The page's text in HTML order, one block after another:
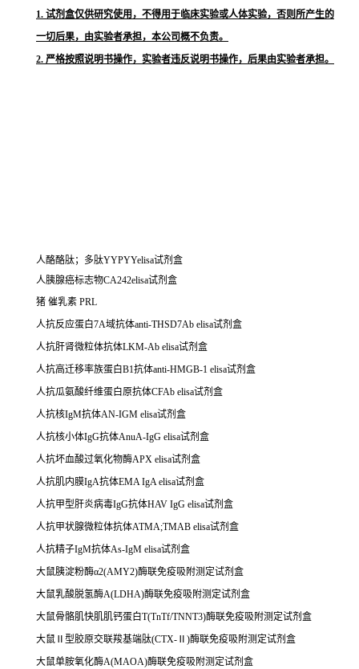
1. 试剂盒仅供研究使用，不得用于临床实验或人体实验，否则所产生的
一切后果，由实验者承担，本公司概不负责。
2. 严格按照说明书操作，实验者违反说明书操作，后果由实验者承担。
人酪酪肽；多肽YYPYYelisa试剂盒
人胰腺癌标志物CA242elisa试剂盒
猪 催乳素 PRL
人抗反应蛋白7A域抗体anti-THSD7Ab elisa试剂盒
人抗肝肾微粒体抗体LKM-Ab elisa试剂盒
人抗高迁移率族蛋白B1抗体anti-HMGB-1 elisa试剂盒
人抗瓜氨酸纤维蛋白原抗体CFAb elisa试剂盒
人抗核IgM抗体AN-IGM elisa试剂盒
人抗核小体IgG抗体AnuA-IgG elisa试剂盒
人抗坏血酸过氧化物酶APX elisa试剂盒
人抗肌内膜IgA抗体EMA IgA elisa试剂盒
人抗甲型肝炎病毒IgG抗体HAV IgG elisa试剂盒
人抗甲状腺微粒体抗体ATMA;TMAB elisa试剂盒
人抗精子IgM抗体As-IgM elisa试剂盒
大鼠胰淀粉酶α2(AMY2)酶联免疫吸附测定试剂盒
大鼠乳酸脱氢酶A(LDHA)酶联免疫吸附测定试剂盒
大鼠骨骼肌快肌肌钙蛋白T(TnTf/TNNT3)酶联免疫吸附测定试剂盒
大鼠Ⅱ型胶原交联羧基端肽(CTX-Ⅱ)酶联免疫吸附测定试剂盒
大鼠单胺氧化酶A(MAOA)酶联免疫吸附测定试剂盒